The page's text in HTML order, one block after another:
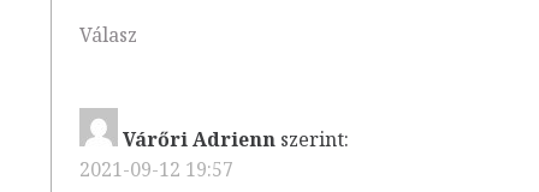
Válasz
Várőri Adrienn szerint:
2021-09-12 19:57